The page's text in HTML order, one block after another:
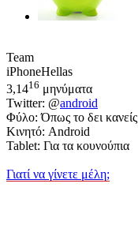
Team
iPhoneHellas
3,1416 μηνύματα
Twitter: @android
Φύλο: Όπως το δει κανείς
Κινητό: Android
Tablet: Για τα κουνούπια
Γιατί να γίνετε μέλη;